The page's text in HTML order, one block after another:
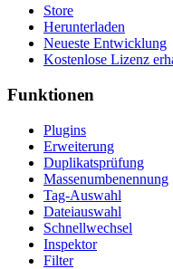
Store
Herunterladen
Neueste Entwicklung
Kostenlose Lizenz
Funktionen
Plugins
Erweiterung
Duplikatsprüfung
Massenumbenennung
Tag-Auswahl
Dateiauswahl
Schnellwechsel
Inspektor
Filter